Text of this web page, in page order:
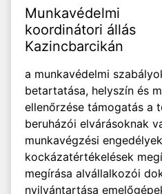
Munkavédelmi
koordinátori állás
Kazincbarcikán
a munkavédelmi
betartatása, helyszín és
ellenőrzése támogatás a
beruházói elvárásoknak
munkavégzési
kockázatértékelések
megírása alvállalkozói
nyilvántartása